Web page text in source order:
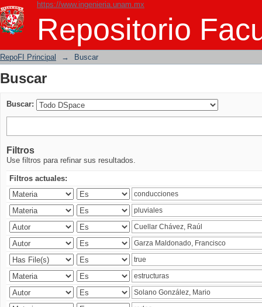
https://www.ingenieria.unam.mx
Repositorio
Buscar
RepoFI Principal → Buscar
Buscar
Buscar:
Filtros
Use filtros para refinar sus resultados.
Filtros actuales: